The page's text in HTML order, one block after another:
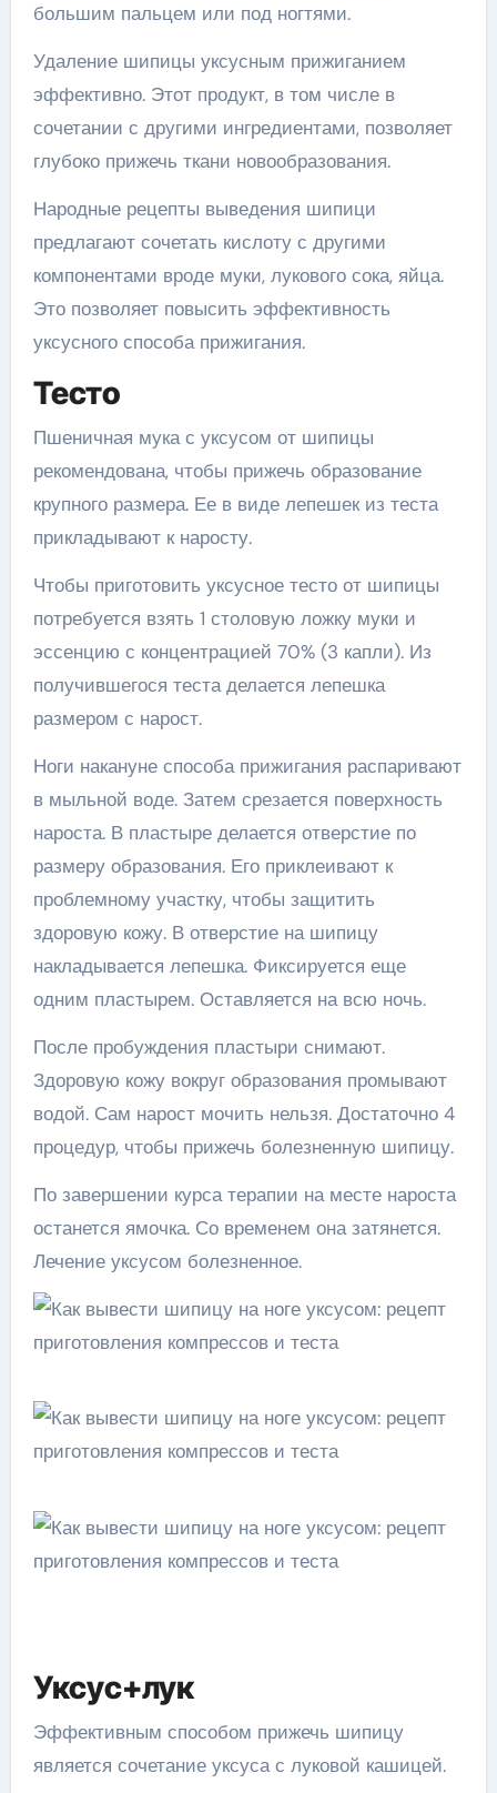
большим пальцем или под ногтями.
Удаление шипицы уксусным прижиганием
эффективно. Этот продукт, в том числе в
сочетании с другими ингредиентами, позволяет
глубоко прижечь ткани новообразования.
Народные рецепты выведения шипици
предлагают сочетать кислоту с другими
компонентами вроде муки, лукового сока, яйца.
Это позволяет повысить эффективность
уксусного способа прижигания.
Тесто
Пшеничная мука с уксусом от шипицы
рекомендована, чтобы прижечь образование
крупного размера. Ее в виде лепешек из теста
прикладывают к наросту.
Чтобы приготовить уксусное тесто от шипицы
потребуется взять 1 столовую ложку муки и
эссенцию с концентрацией 70% (3 капли). Из
получившегося теста делается лепешка
размером с нарост.
Ноги накануне способа прижигания распаривают
в мыльной воде. Затем срезается поверхность
нароста. В пластыре делается отверстие по
размеру образования. Его приклеивают к
проблемному участку, чтобы защитить
здоровую кожу. В отверстие на шипицу
накладывается лепешка. Фиксируется еще
одним пластырем. Оставляется на всю ночь.
После пробуждения пластыри снимают.
Здоровую кожу вокруг образования промывают
водой. Сам нарост мочить нельзя. Достаточно 4
процедур, чтобы прижечь болезненную шипицу.
По завершении курса терапии на месте нароста
останется ямочка. Со временем она затянется.
Лечение уксусом болезненное.
Уксус+лук
Эффективным способом прижечь шипицу
является сочетание уксуса с луковой кашицей.